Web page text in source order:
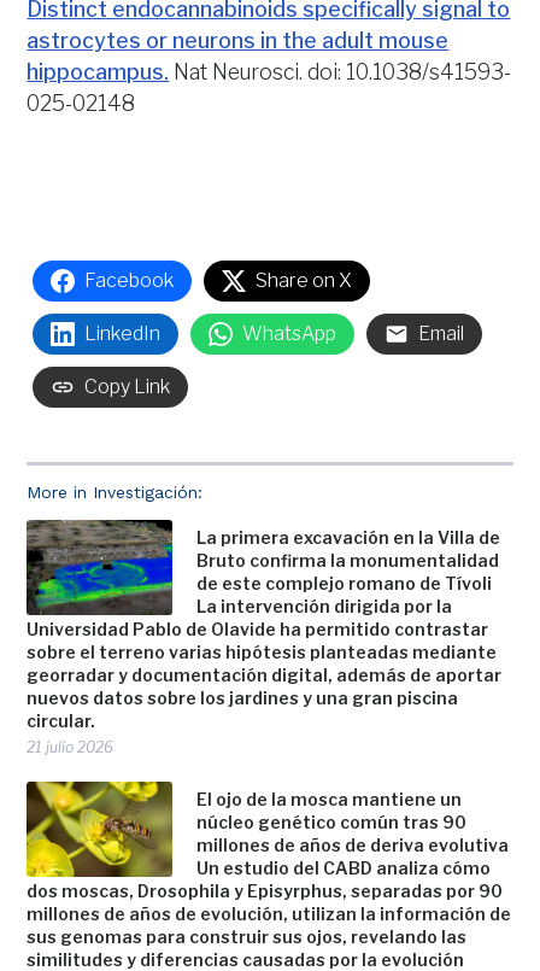
More in Investigación:
La primera excavación en la Villa de
Bruto confirma la monumentalidad
de este complejo romano de Tívoli
La intervención dirigida por la
Universidad Pablo de Olavide ha permitido contrastar
sobre el terreno varias hipótesis planteadas mediante
georradar y documentación digital, además de aportar
nuevos datos sobre los jardines y una gran piscina
circular.
21 julio 2026
El ojo de la mosca mantiene un
núcleo genético común tras 90
millones de años de deriva evolutiva
Un estudio del CABD analiza cómo
dos moscas, Drosophila y Episyrphus, separadas por 90
millones de años de evolución, utilizan la información de
sus genomas para construir sus ojos, revelando las
similitudes y diferencias causadas por la evolución
Distinct endocannabinoids specifically signal to
astrocytes or neurons in the adult mouse
hippocampus. Nat Neurosci. doi: 10.1038/s41593-
025-02148
Facebook Share on X
LinkedIn WhatsApp Email
Copy Link